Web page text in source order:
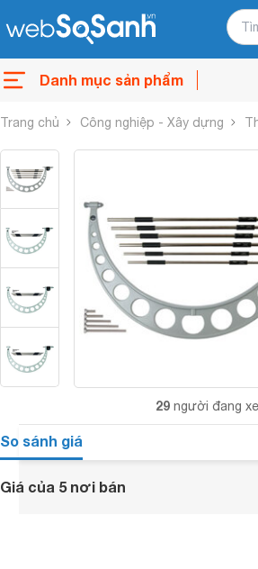
Danh mục sản phẩm
Trang chủ Công nghiệp - Xây dựng
29 người đang
So sánh giá
Giá của 5 nơi bán